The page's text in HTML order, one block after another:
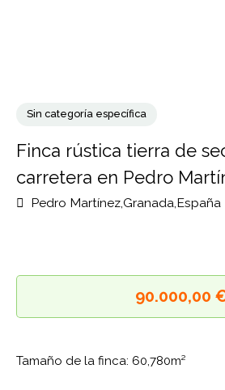
Sin categoría específica
Finca rústica tierra de
90.000,00
Tamaño de la finca: 60,780m²